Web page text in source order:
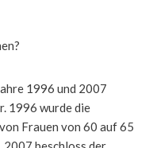
1996 und 2007
1996 wurde die
Frauen von 60 auf 65